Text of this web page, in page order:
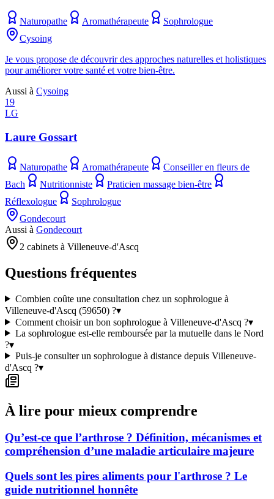
Naturopathe Aromathérapeute
Sophrologue
Cysoing
Je vous propose de découvrir des approches naturelles et holistiques
pour améliorer votre santé et votre bien-être.
Aussi à Cysoing
19
LG
Laure Gossart
Naturopathe Aromathérapeute
Conseiller en fleurs de
Bach
Nutritionniste
Praticien massage bien-être
Réflexologue
Sophrologue
Gondecourt
Aussi à Gondecourt
2 cabinets à Villeneuve-d'Ascq
Questions fréquentes
Combien coûte une consultation chez un sophrologue à
Villeneuve-d'Ascq (59650) ?▾
Comment choisir un bon sophrologue à Villeneuve-d'Ascq ?▾
La sophrologue est-elle remboursée par la mutuelle dans le Nord
?▾
Puis-je consulter un sophrologue à distance depuis Villeneuve-
d'Ascq ?▾
À lire pour mieux comprendre
Qu’est-ce que l’arthrose ? Définition, mécanismes et
compréhension d’une maladie articulaire majeure
Quels sont les pires aliments pour l'arthrose ? Le
guide nutritionnel honnête